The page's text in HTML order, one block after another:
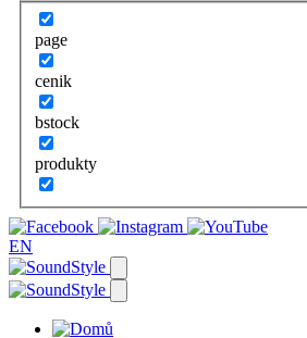
page
cenik
bstock
produkty
EN